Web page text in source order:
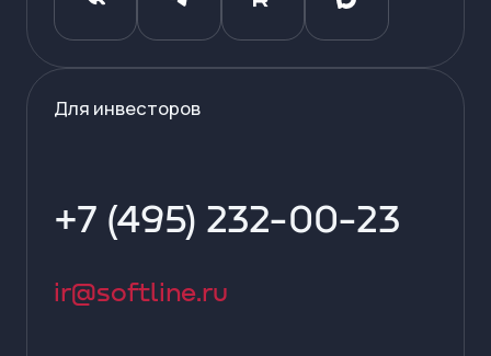
Для инвесторов
+7 (495) 232-00-23
ir@softline.ru